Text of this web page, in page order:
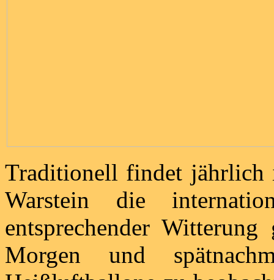
Traditionell findet jährlich
Warstein die
entsprechender
Morgen und